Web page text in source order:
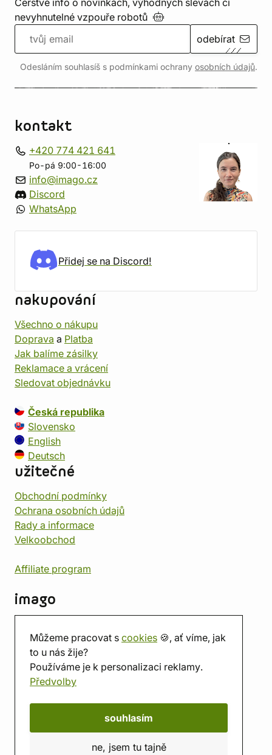
Můžeme pracovat s cookies 🍪, ať víme, jak
to u nás žije?
Používáme je k personalizaci reklamy.
Předvolby
souhlasím
ne, jsem tu tajně
Čerstvé info o novinkách, výhodných slevách či
nevyhnutelné vzpouře robotů
odebírat
Odesláním souhlasíš s podmínkami ochrany osobních údajů.
kontakt
+420 774 421 641
Po-pá 9:00-16:00
info@imago.cz
Discord
WhatsApp
Přidej se na Discord!
nakupování
Všechno o nákupu
Doprava a Platba
Jak balíme zásilky
Reklamace a vrácení
Sledovat objednávku
Česká republika
Slovensko
English
Deutsch
užitečné
Obchodní podmínky
Ochrana osobních údajů
Rady a informace
Velkoobchod
Affiliate program
imago
Prodejna
Herna
O nás
Hodnocení obchodu